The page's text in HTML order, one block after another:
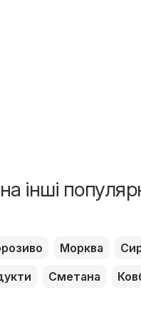
інші
Морква
Сметана